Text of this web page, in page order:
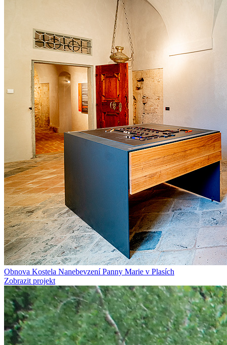
Obnova Kostela Nanebevzení Panny Marie v Plasích
Zobrazit projekt